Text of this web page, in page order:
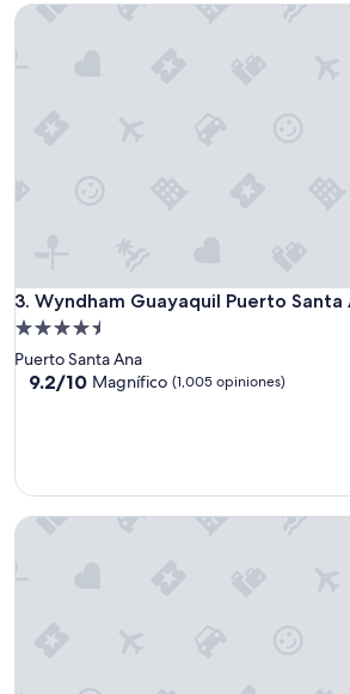
3. Wyndham Guayaquil Puerto Santa
Wyndham Guayaquil Puerto Santa Ana
Propiedad
de
4.5
Puerto Santa Ana
9.2
9.2/10 Magnífico (1,005 opiniones)
Wyndham Guayaquil Puerto Santa Ana
Hotel Patio Andaluz